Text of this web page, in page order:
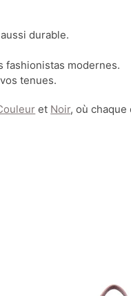
durable.
fashionistas modernes.
tenues.
et Noir, où